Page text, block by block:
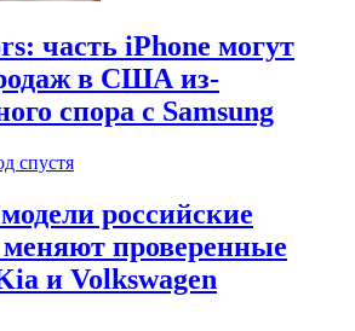
часть iPhone могут
в США из-
спора с Samsung
спустя
российские
проверенные
и Volkswagen